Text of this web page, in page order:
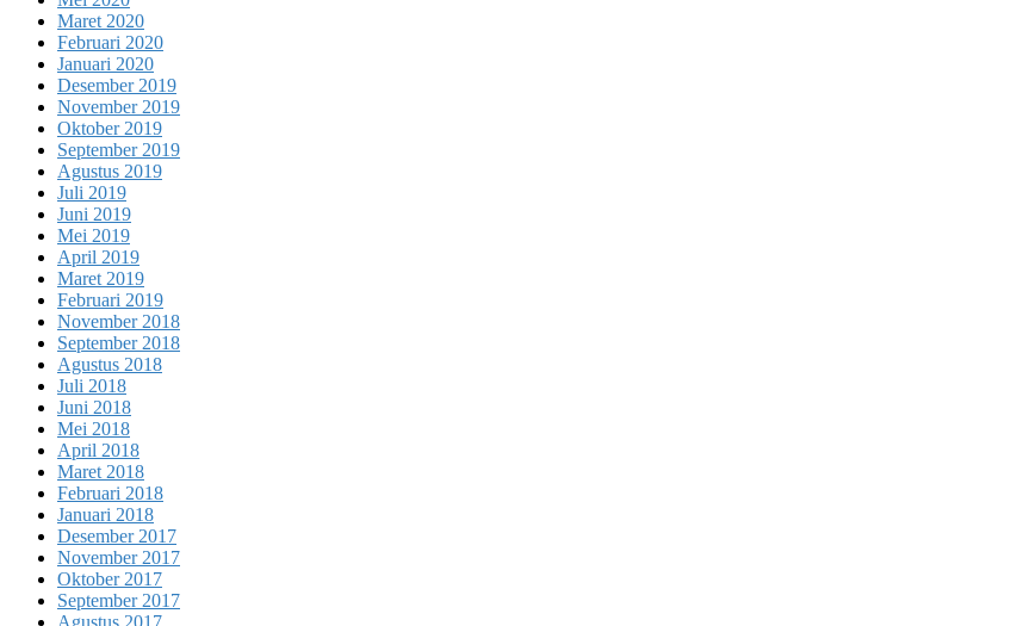
Maret 2020
Februari 2020
Januari 2020
Desember 2019
November 2019
Oktober 2019
September 2019
Agustus 2019
Juli 2019
Juni 2019
Mei 2019
April 2019
Maret 2019
Februari 2019
November 2018
September 2018
Agustus 2018
Juli 2018
Juni 2018
Mei 2018
April 2018
Maret 2018
Februari 2018
Januari 2018
Desember 2017
November 2017
Oktober 2017
September 2017